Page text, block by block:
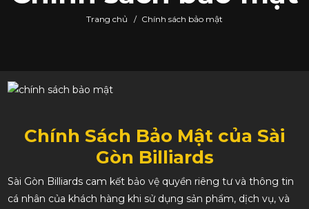
Trang chủ / Chính sách bảo mật
Chính Sách Bảo Mật của Sài
Gòn Billiards
Sài Gòn Billiards cam kết bảo vệ quyền riêng tư và thông tin
cá nhân của khách hàng khi sử dụng sản phẩm, dịch vụ, và